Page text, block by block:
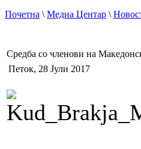
Почетна \Медиа Центар \
Средба со членови на
Петок, 28 Јули 2017